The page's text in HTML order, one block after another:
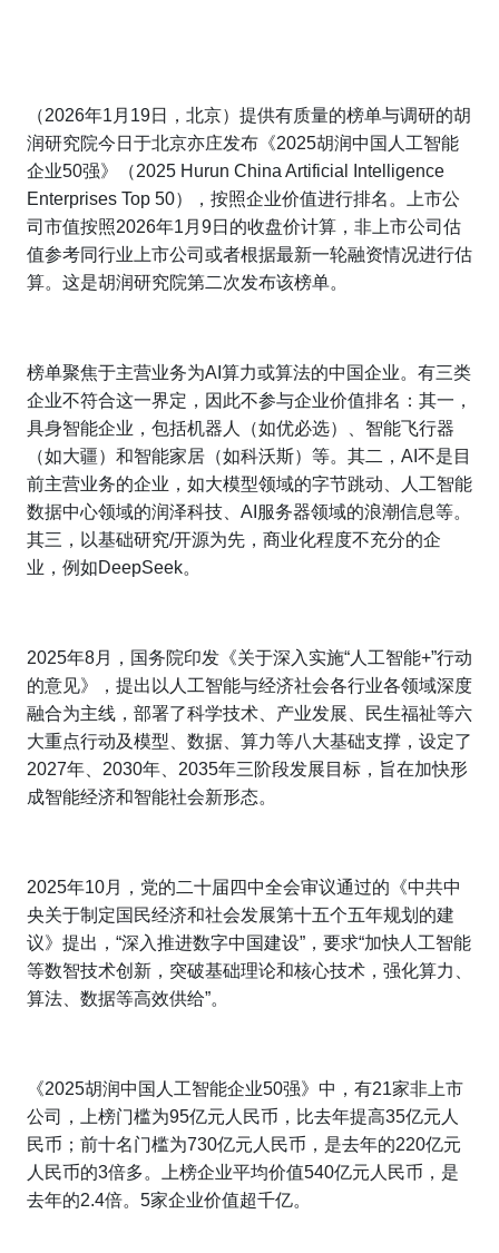
（2026年1月19日，北京）提供有质量的榜单与调研的胡
润研究院今日于北京亦庄发布《2025胡润中国人工智能
企业50强》（2025 Hurun China Artificial Intelligence
Enterprises Top 50），按照企业价值进行排名。上市公
司市值按照2026年1月9日的收盘价计算，非上市公司估
值参考同行业上市公司或者根据最新一轮融资情况进行估
算。这是胡润研究院第二次发布该榜单。
榜单聚焦于主营业务为AI算力或算法的中国企业。有三类
企业不符合这一界定，因此不参与企业价值排名：其一，
具身智能企业，包括机器人（如优必选）、智能飞行器
（如大疆）和智能家居（如科沃斯）等。其二，AI不是目
前主营业务的企业，如大模型领域的字节跳动、人工智能
数据中心领域的润泽科技、AI服务器领域的浪潮信息等。
其三，以基础研究/开源为先，商业化程度不充分的企
业，例如DeepSeek。
2025年8月，国务院印发《关于深入实施“人工智能+”行动
的意见》，提出以人工智能与经济社会各行业各领域深度
融合为主线，部署了科学技术、产业发展、民生福祉等六
大重点行动及模型、数据、算力等八大基础支撑，设定了
2027年、2030年、2035年三阶段发展目标，旨在加快形
成智能经济和智能社会新形态。
2025年10月，党的二十届四中全会审议通过的《中共中
央关于制定国民经济和社会发展第十五个五年规划的建
议》提出，“深入推进数字中国建设”，要求“加快人工智能
等数智技术创新，突破基础理论和核心技术，强化算力、
算法、数据等高效供给”。
《2025胡润中国人工智能企业50强》中，有21家非上市
公司，上榜门槛为95亿元人民币，比去年提高35亿元人
民币；前十名门槛为730亿元人民币，是去年的220亿元
人民币的3倍多。上榜企业平均价值540亿元人民币，是
去年的2.4倍。5家企业价值超千亿。